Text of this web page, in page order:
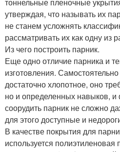
утверждая, что называть их
не станем усложнять
рассматривать их как одну из
Из чего построить парник.
Еще одно отличие парника и
изготовления.
достаточно хлопотное, оно
но и определенных навыков,
соорудить парник не сложно
для этого доступные и
В качестве покрытия для
используется